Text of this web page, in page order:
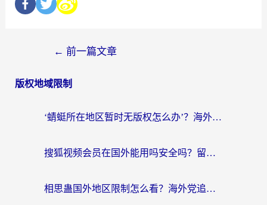
← 前一篇文章
版权地域限制
‘蜻蜓所在地区暂时无版权怎么办’？海外党看国内内容、办国内事的实用指南
搜狐视频会员在国外能用吗安全吗？留学生亲测有效的回国观影解决方案
相思蛊国外地区限制怎么看？海外党追剧听歌的终极解决方案